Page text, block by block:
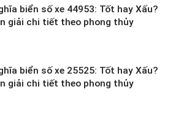
biển số xe 44953: Tốt hay Xấu?
giải chi tiết theo phong thủy
biển số xe 25525: Tốt hay Xấu?
giải chi tiết theo phong thủy